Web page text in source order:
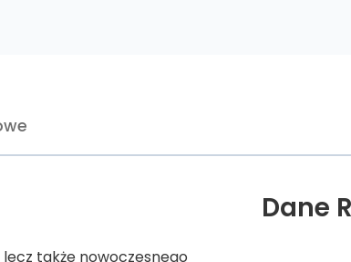
także nowoczesnego
Dane